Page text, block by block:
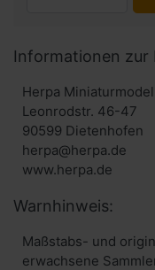
Informationen zur
Herpa
Leonrodstr. 46-47
90599 Dietenhofen
herpa@herpa.de
www.herpa.de
Warnhinweis:
Maßstabs- und
erwachsene